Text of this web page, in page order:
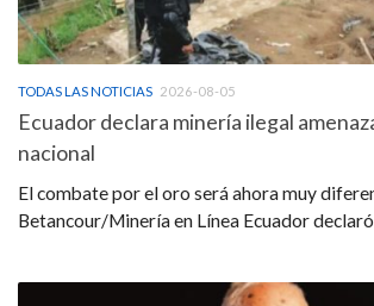
TODAS LAS NOTICIAS 2026-08-05
Ecuador declara minería ilegal
nacional
El combate por el oro será ahora muy
Betancour/Minería en Línea Ecuador declaró